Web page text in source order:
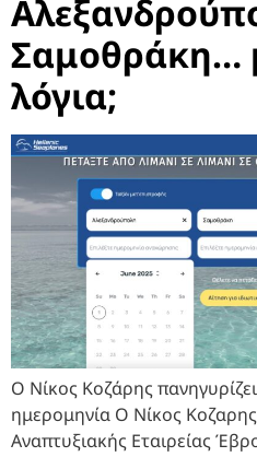
Σαμοθράκη…
λόγια;
Ο Νίκος Κοζάρης
ημερομηνία Ο Νίκος
Αναπτυξιακής Εταιρείας